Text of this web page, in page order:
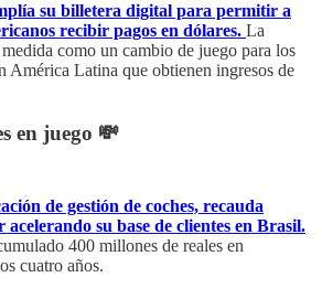
su billetera digital para permitir a
recibir pagos en dólares. La
como un cambio de juego para los
América Latina que obtienen ingresos de
en juego 💸
de gestión de coches, recauda
su base de clientes en Brasil.
400 millones de reales en
cuatro años.